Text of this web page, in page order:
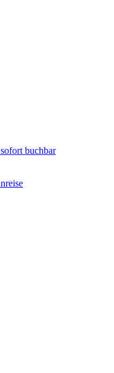
buchbar